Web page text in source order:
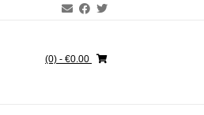
(0) - €0.00